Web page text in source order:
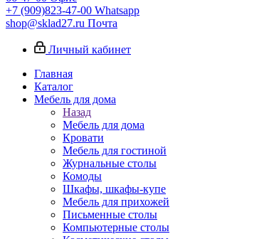
+7 (909)823-47-00 Whatsapp
shop@sklad27.ru Почта
Личный кабинет
Главная
Каталог
Мебель для дома
Назад
Мебель для дома
Кровати
Мебель для гостиной
Журнальные столы
Комоды
Шкафы, шкафы-купе
Мебель для прихожей
Письменные столы
Компьютерные столы